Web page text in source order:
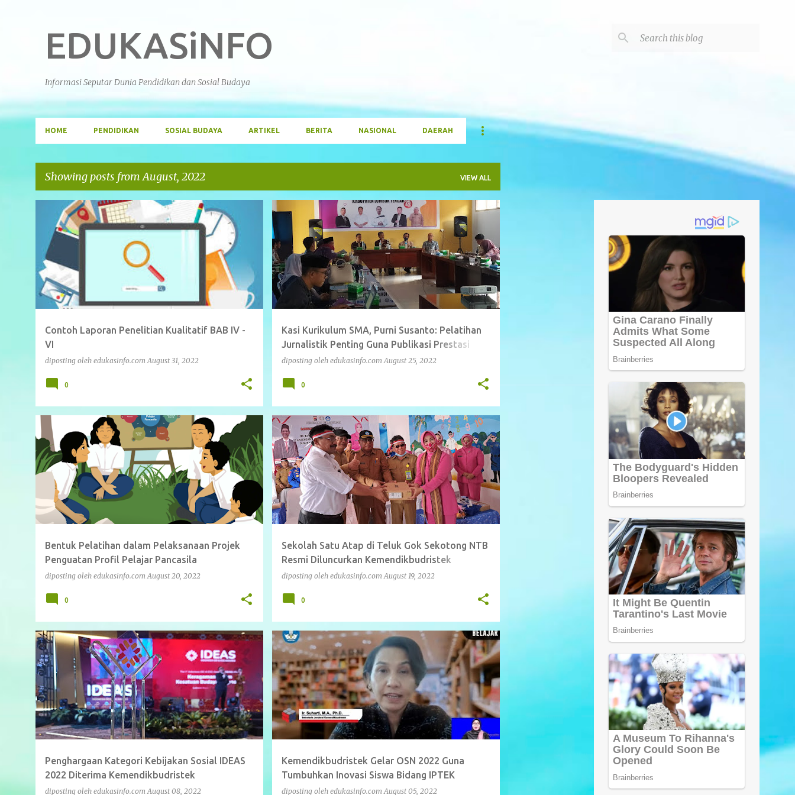
EDUKASiNFO
Informasi Seputar Dunia Pendidikan dan Sosial Budaya
HOME PENDIDIKAN SOSIAL BUDAYA ARTIKEL BERITA NASIONAL DAERAH
Showing posts from August, 2022 VIEW ALL
t
s
Contoh Laporan Penelitian Kualitatif BAB IV -
VI
diposting oleh edukasinfo.com August 31, 2022
PENDIDIKAN
0
Kasi Kurikulum SMA, Purni Susanto: Pelatihan
Jurnalistik Penting Guna Publikasi Prestasi
Pendidikan
diposting oleh edukasinfo.com August 25, 2022
BERITA DAERAH
0
Bentuk Pelatihan dalam Pelaksanaan Projek
Penguatan Profil Pelajar Pancasila
diposting oleh edukasinfo.com August 20, 2022
ARTIKEL KURIKULUM MERDEKA MERDEKA BELAJAR
0
Sekolah Satu Atap di Teluk Gok Sekotong NTB
Resmi Diluncurkan Kemendikbudristek
Bersama Polda NTB
diposting oleh edukasinfo.com August 19, 2022
BERITA DAERAH NASIONAL
0
Penghargaan Kategori Kebijakan Sosial IDEAS
2022 Diterima Kemendikbudristek
diposting oleh edukasinfo.com August 08, 2022
BERITA NASIONAL
Kemendikbudristek Gelar OSN 2022 Guna
Tumbuhkan Inovasi Siswa Bidang IPTEK
diposting oleh edukasinfo.com August 05, 2022
BERITA NASIONAL